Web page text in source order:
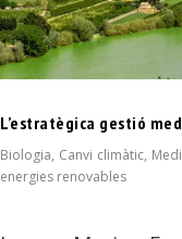
L’estratègica gestió
Biologia, Canvi climàtic,
energies renovables